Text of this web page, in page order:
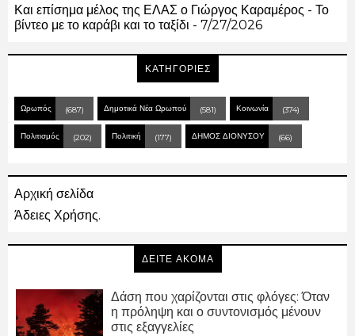
Και επίσημα μέλος της ΕΛΑΣ ο Γιώργος Καραμέρος - Το
βίντεο με το καράβι και το ταξίδι - 7/27/2026
ΚΑΤΗΓΟΡΙΕΣ
Ωρωπός (687) Δημοτικά Νέα Ωρωπού (581) Κοινωνία (374)
Πολιτισμός (202) Πολιτική (177) ΔΗΜΟΣ ΔΙΟΝΥΣΟΥ (66)
Αρχική σελίδα
Άδειες Χρήσης.
ΔΕΙΤΕ ΑΚΟΜΑ
Δάση που χαρίζονται στις φλόγες: Όταν
η πρόληψη και ο συντονισμός μένουν
στις εξαγγελίες